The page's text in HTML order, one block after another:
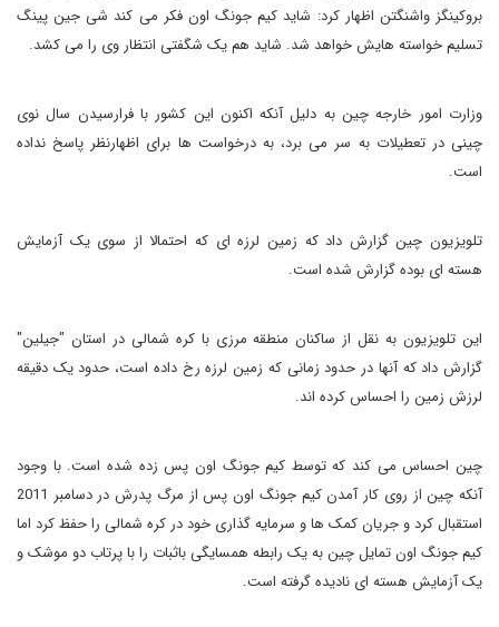
بروکینگز واشنگتن اظهار کرد: شاید کیم جونگ اون فکر می کند شی جین پینگ
تسلیم خواسته هایش خواهد شد. شاید هم یک شگفتی انتظار وی را می کشد.
وزارت امور خارجه چین به دلیل آنکه اکنون این کشور با فرارسیدن سال نوی
چینی در تعطیلات به سر می برد، به درخواست ها برای اظهارنظر پاسخ نداده
است.
تلویزیون چین گزارش داد که زمین لرزه ای که احتمالا از سوی یک آزمایش
هسته ای بوده گزارش شده است.
این تلویزیون به نقل از ساکنان منطقه مرزی با کره شمالی در استان "جیلین"
گزارش داد که آنها در حدود زمانی که زمین لرزه رخ داده است، حدود یک دقیقه
لرزش زمین را احساس کرده اند.
چین احساس می کند که توسط کیم جونگ اون پس زده شده است. با وجود
آنکه چین از روی کار آمدن کیم جونگ اون پس از مرگ پدرش در دسامبر 2011
استقبال کرد و جریان کمک ها و سرمایه گذاری خود در کره شمالی را حفظ کرد اما
کیم جونگ اون تمایل چین به یک رابطه همسایگی باثبات را با پرتاب دو موشک و
یک آزمایش هسته ای نادیده گرفته است.